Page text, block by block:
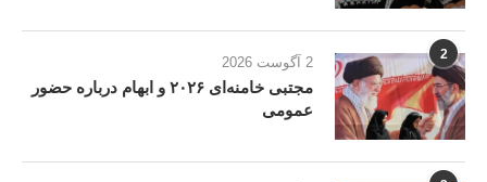
2 2 آگوست 2026
مجتبی خامنه‌ای ۲۰۲۶ و ابهام درباره حضور
عمومی